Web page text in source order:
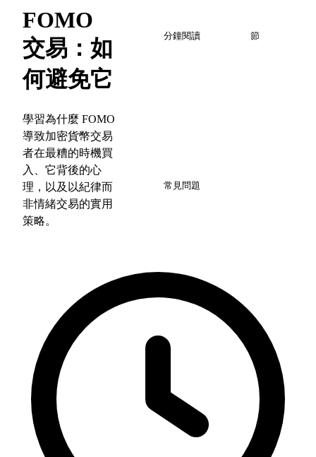
FOMO
交易：如
何避免它
學習為什麼 FOMO
導致加密貨幣交易
者在最糟的時機買
入、它背後的心
理，以及以紀律而
非情緒交易的實用
策略。
分鐘閱讀 節
常見問題